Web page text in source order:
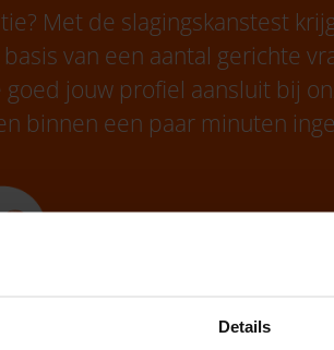
Details
Met de slagingskanstest
van een aantal gerichte
jouw profiel aansluit bij
binnen een paar minuten